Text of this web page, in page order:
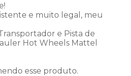
e muito legal, meu
e Pista de
Hot Wheels Mattel
esse produto.